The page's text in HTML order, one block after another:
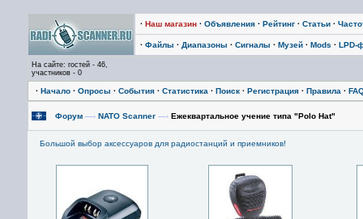
· Наш магазин · Объявления · Рейтинг · Статьи ·
· Файлы · Диапазоны · Сигналы · Музей · Mods · LPD-
На сайте: гостей - 46,
участников - 0
· Начало · Опросы · События · Статистика · Поиск · Регистрация · Правила ·
Форум —› NATO Scanner —› Ежеквартальное учение типа "Polo Hat"
Большой выбор аксессуаров для радиостанций и приемников!